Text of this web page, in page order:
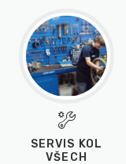
SERVIS KOL
VŠECH